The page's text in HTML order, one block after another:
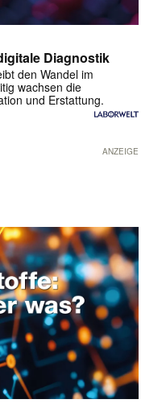
Diagnostik
den Wandel im
wachsen die
und Erstattung.
ANZEIGE